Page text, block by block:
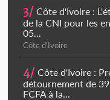
3/ Côte d'Ivoire :
de la CNI pour les
05...
Côte d'Ivoire
4/ Côte d'Ivoire :
détournement de
FCFA à la...